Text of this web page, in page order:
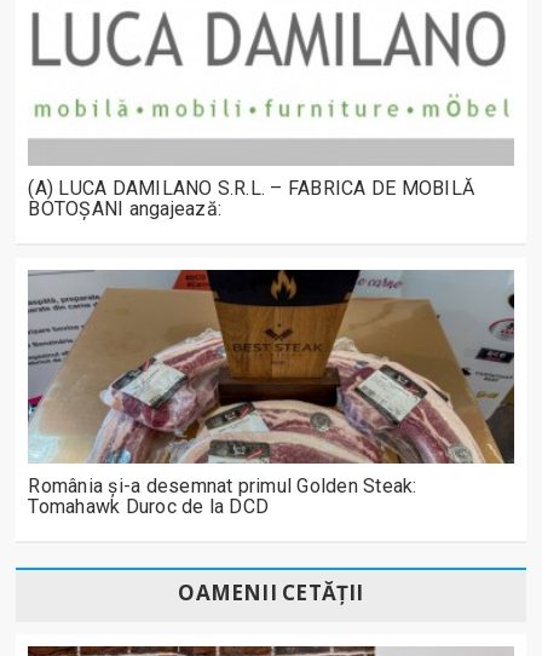
(A) LUCA DAMILANO S.R.L. – FABRICA DE MOBILĂ
BOTOȘANI angajează:
România și-a desemnat primul Golden Steak:
Tomahawk Duroc de la DCD
OAMENII CETĂȚII